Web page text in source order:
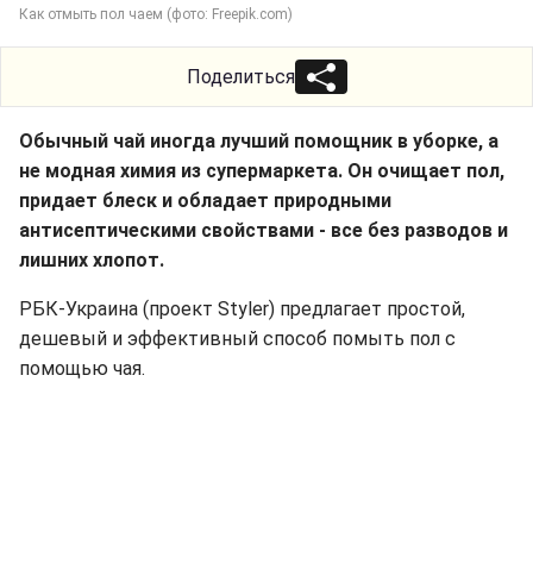
Как отмыть пол чаем (фото: Freepik.com)
Поделиться
Обычный чай иногда лучший помощник в уборке, а
не модная химия из супермаркета. Он очищает пол,
придает блеск и обладает природными
антисептическими свойствами - все без разводов и
лишних хлопот.
РБК-Украина (проект Styler) предлагает простой,
дешевый и эффективный способ помыть пол с
помощью чая.